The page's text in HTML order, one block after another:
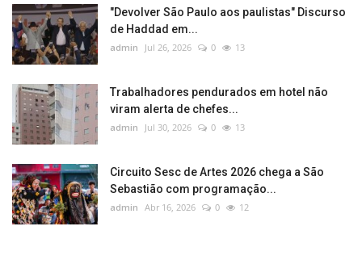
"Devolver São Paulo aos paulistas" Discurso
de Haddad em...
admin Jul 26, 2026 0 13
Trabalhadores pendurados em hotel não
viram alerta de chefes...
admin Jul 30, 2026 0 13
Circuito Sesc de Artes 2026 chega a São
Sebastião com programação...
admin Abr 16, 2026 0 12